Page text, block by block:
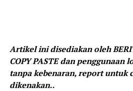
Artikel ini disediakan oleh
COPY PASTE dan penggunaan
tanpa kebenaran, report untuk
dikenakan..